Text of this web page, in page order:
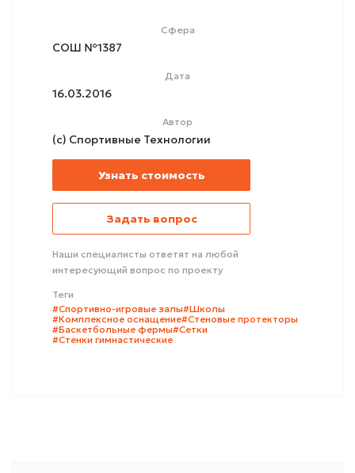
Сфера
СОШ №1387
Дата
16.03.2016
Автор
(с) Спортивные Технологии
Узнать стоимость
Задать вопрос
Наши специалисты ответят на любой
интересующий вопрос по проекту
Теги
#Спортивно-игровые залы#Школы
#Комплексное оснащение#Стеновые протекторы
#Баскетбольные фермы#Сетки
#Стенки гимнастические